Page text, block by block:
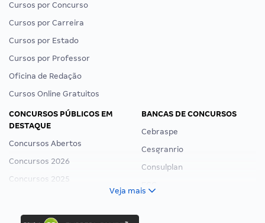
Cursos por Concurso
Cursos por Carreira
Cursos por Estado
Cursos por Professor
Oficina de Redação
Cursos Online Gratuitos
CONCURSOS PÚBLICOS EM
DESTAQUE
Concursos Abertos
Concursos 2026
Concursos 2025
Concurso Ibama
BANCAS DE CONCURSOS
Cebraspe
Cesgranrio
Consulplan
Veja mais